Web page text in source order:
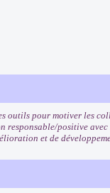
outils pour motiver les
responsable/positive
et de